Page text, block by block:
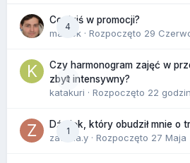
4
Co dziś w promocji?
maciek · Rozpoczęto 29
0
Czy harmonogram zajęć w
zbyt intensywny?
katakuri · Rozpoczęto 22
1
Dźwięk, który obudził mnie o
zackr.a.y · Rozpoczęto 27 Maja